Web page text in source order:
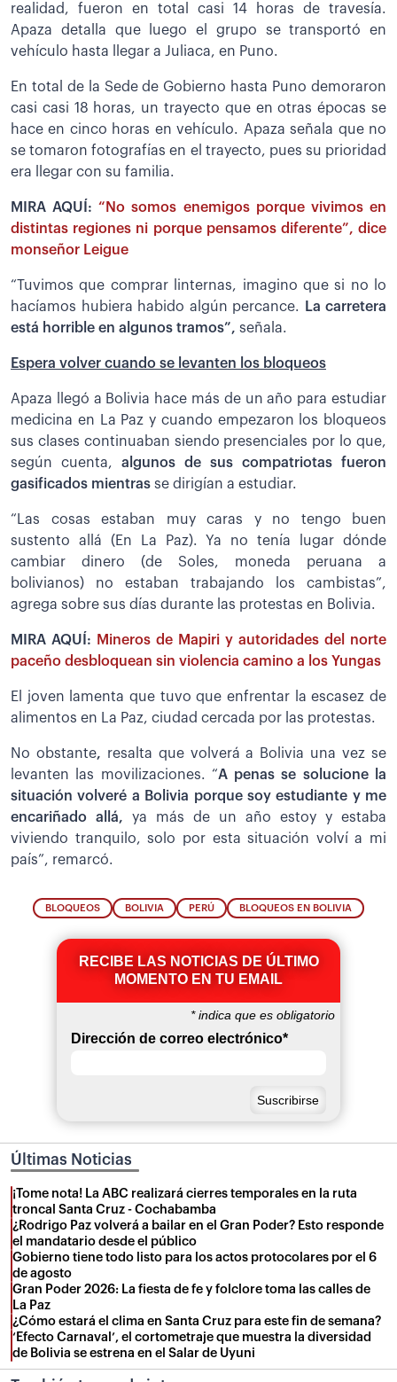
realidad, fueron en total casi 14 horas de travesía.
Apaza detalla que luego el grupo se transportó en
vehículo hasta llegar a Juliaca, en Puno.
En total de la Sede de Gobierno hasta Puno demoraron
casi casi 18 horas, un trayecto que en otras épocas se
hace en cinco horas en vehículo. Apaza señala que no
se tomaron fotografías en el trayecto, pues su prioridad
era llegar con su familia.
MIRA AQUÍ:“No somos enemigos porque vivimos en
distintas regiones ni porque pensamos diferente”, dice
monseñor Leigue
“Tuvimos que comprar linternas, imagino que si no lo
hacíamos hubiera habido algún percance.
La carretera
está horrible en algunos tramos”, señala.
Espera volver cuando se levanten los bloqueos
Apaza llegó a Bolivia hace más de un año para estudiar
medicina en La Paz y cuando empezaron los bloqueos
sus clases continuaban siendo presenciales por lo que,
según cuenta, algunos de sus compatriotas fueron
gasificados mientras se dirigían a estudiar.
“Las cosas estaban muy caras y no tengo buen
sustento allá (En La Paz). Ya no tenía lugar dónde
cambiar dinero (de Soles, moneda peruana a
bolivianos) no estaban trabajando los cambistas”,
agrega sobre sus días durante las protestas en Bolivia.
MIRA AQUÍ:
Mineros de Mapiri y autoridades del norte
paceño desbloquean sin violencia camino a los Yungas
El joven lamenta que tuvo que enfrentar la escasez de
alimentos en La Paz, ciudad cercada por las protestas.
No obstante, resalta que volverá a Bolivia una vez se
levanten las movilizaciones. “A penas se solucione la
situación volveré a Bolivia porque soy estudiante y me
encariñado allá, ya más de un año estoy y estaba
viviendo tranquilo, solo por esta situación volví a mi
país”, remarcó.
BLOQUEOS BOLIVIA PERÚ BLOQUEOS EN BOLIVIA
RECIBE LAS NOTICIAS DE ÚLTIMO
MOMENTO EN TU EMAIL
*indica que es obligatorio
Dirección de correo electrónico*
Últimas Noticias
¡Tome nota! La ABC realizará cierres temporales en la ruta
troncal Santa Cruz - Cochabamba
¿Rodrigo Paz volverá a bailar en el Gran Poder? Esto responde
el mandatario desde el público
Gobierno tiene todo listo para los actos protocolares por el 6
de agosto
Gran Poder 2026: La fiesta de fe y folclore toma las calles de
La Paz
¿Cómo estará el clima en Santa Cruz para este fin de semana?
‘Efecto Carnaval’, el cortometraje que muestra la diversidad
de Bolivia se estrena en el Salar de Uyuni